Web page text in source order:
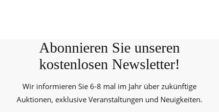
Abonnieren Sie unseren
kostenlosen Newsletter!
Wir informieren Sie 6-8 mal im Jahr über zukünftige
Auktionen, exklusive Veranstaltungen und Neuigkeiten.